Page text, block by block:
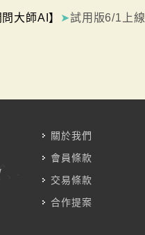
問大師AI】 ➤試用版6/1上線
關於我們
會員條款
交易條款
合作提案